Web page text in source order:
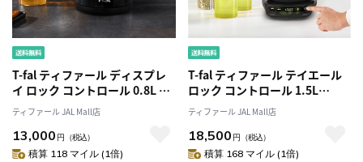
T-fal ティファール ディスプレ
イ ロック コントロール 0.8L ブ
ラック KO8568JP
ティファール JAL Mall店
13,000 円 （税込）
積算 118 マイル (1倍)
T-fal ティファール テイエール
ロック コントロール 1.5L
BJ8158JP
ティファール JAL Mall店
18,500 円 （税込）
積算 168 マイル (1倍)